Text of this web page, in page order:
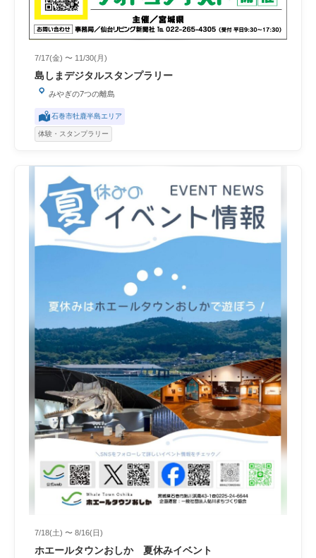
7/17(金) 〜 11/30(月)
島しまデジタルスタンプラリー
みやぎの7つの離島
石巻市牡鹿半島エリア
体験・スタンプラリー
7/18(土) 〜 8/16(日)
ホエールタウンおしか 夏休みイベント